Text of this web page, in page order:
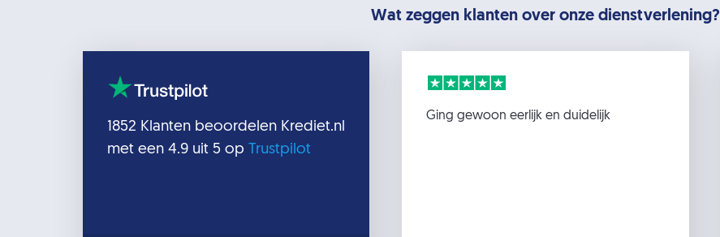
Wat zeggen klanten over onze dienstverlening?
1852 Klanten beoordelen Krediet.nl
met een 4.9 uit 5 op Trustpilot
Ging gewoon eerlijk en duidelijk